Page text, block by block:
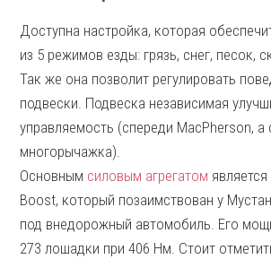
Доступна настройка, которая
из 5 режимов езды: грязь, снег, песок,
Так же она позволит регулировать
подвески. Подвеска независимая
управляемость (спереди MacPherson, а
многорычажка).
Основным силовым агрегатом
Boost, который позаимствован у
под внедорожный автомобиль. Его
273 лошадки при 406 Нм. Стоит